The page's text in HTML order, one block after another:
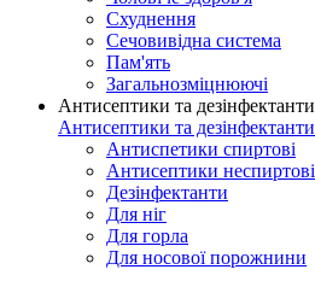
Схуднення
Сечовивідна система
Пам'ять
Загальнозміцнюючі
Антисептики та дезінфектанти
Антисептики та дезінфектанти
Антиспетики спиртові
Антисептики неспиртові
Дезінфектанти
Для ніг
Для горла
Для носової порожнини